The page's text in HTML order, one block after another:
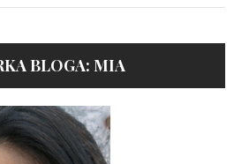
BLOGA: MIA